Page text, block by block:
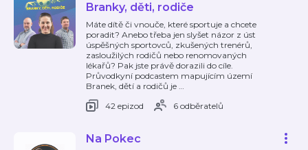
Branky, děti, rodiče
Máte dítě či vnouče, které sportuje a chcete
poradit? Anebo třeba jen slyšet názor z úst
úspěšných sportovců, zkušených trenérů,
zasloužilých rodičů nebo renomovaných
lékařů? Pak jste právě dorazili do cíle.
Průvodkyní podcastem mapujícím území
Branek, dětí a rodičů je …
42 epizod
6 odběratelů
Na Pokec